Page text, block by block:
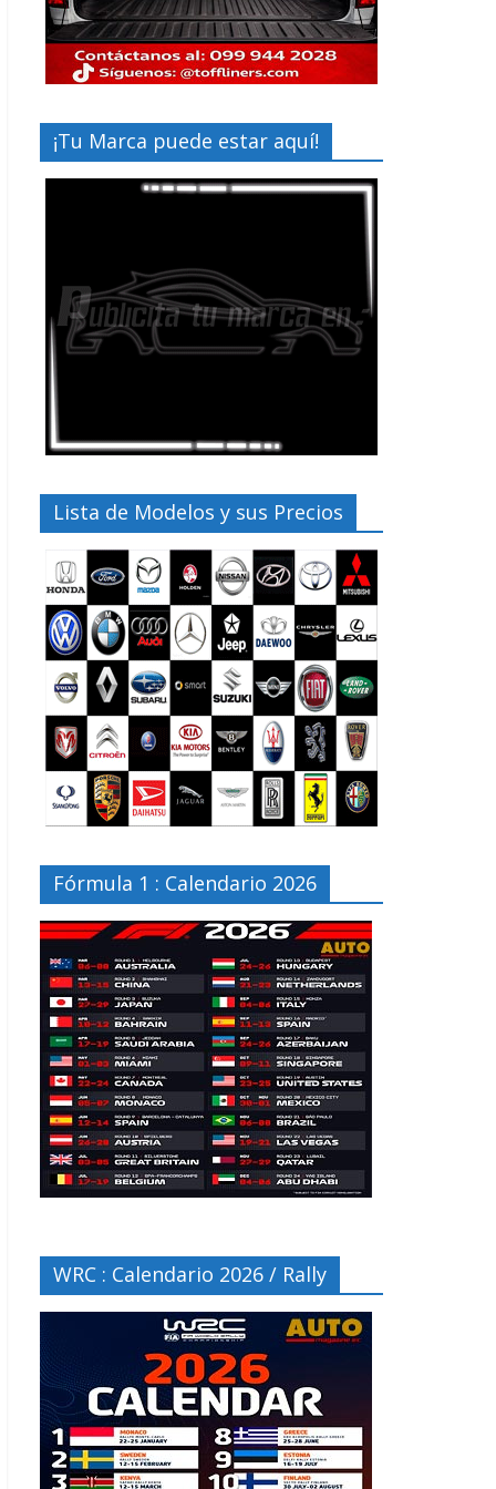
¡Tu Marca puede estar aquí!
Lista de Modelos y sus Precios
Fórmula 1 : Calendario 2026
WRC : Calendario 2026 / Rally